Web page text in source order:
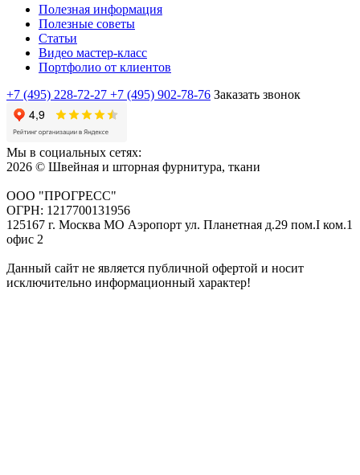
Полезная информация
Полезные советы
Статьи
Видео мастер-класс
Портфолио от клиентов
+7 (495) 228-72-27 +7 (495) 902-78-76 Заказать звонок
Мы в социальных сетях:
2026 © Швейная и шторная фурнитура, ткани
ООО "ПРОГРЕСС"
ОГРН: 1217700131956
125167 г. Москва МО Аэропорт ул. Планетная д.29 пом.I ком.1
офис 2
Данный сайт не является публичной офертой и носит
исключительно информационный характер!